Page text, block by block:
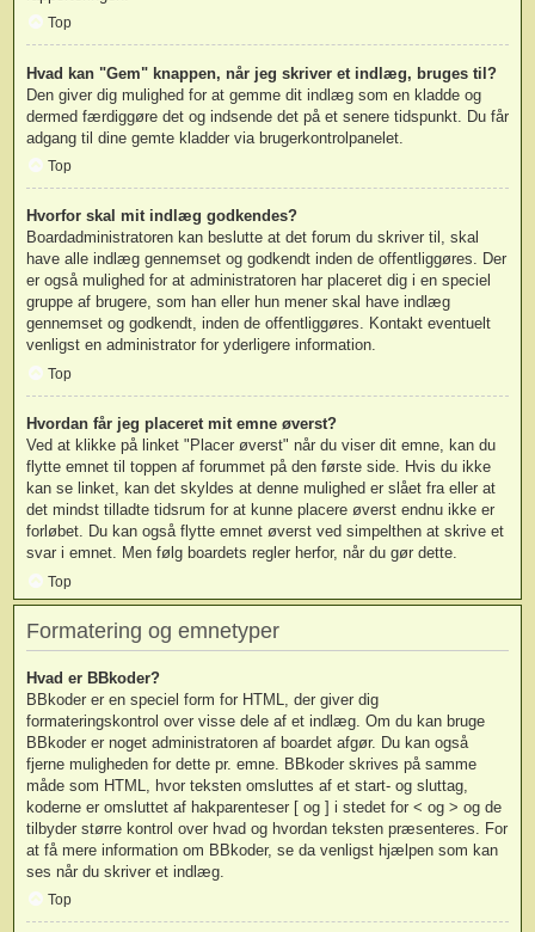
Top
Hvad kan "Gem" knappen, når jeg skriver et indlæg, bruges til?
Den giver dig mulighed for at gemme dit indlæg som en kladde og
dermed færdiggøre det og indsende det på et senere tidspunkt. Du får
adgang til dine gemte kladder via brugerkontrolpanelet.
Top
Hvorfor skal mit indlæg godkendes?
Boardadministratoren kan beslutte at det forum du skriver til, skal
have alle indlæg gennemset og godkendt inden de offentliggøres. Der
er også mulighed for at administratoren har placeret dig i en speciel
gruppe af brugere, som han eller hun mener skal have indlæg
gennemset og godkendt, inden de offentliggøres. Kontakt eventuelt
venligst en administrator for yderligere information.
Top
Hvordan får jeg placeret mit emne øverst?
Ved at klikke på linket "Placer øverst" når du viser dit emne, kan du
flytte emnet til toppen af forummet på den første side. Hvis du ikke
kan se linket, kan det skyldes at denne mulighed er slået fra eller at
det mindst tilladte tidsrum for at kunne placere øverst endnu ikke er
forløbet. Du kan også flytte emnet øverst ved simpelthen at skrive et
svar i emnet. Men følg boardets regler herfor, når du gør dette.
Top
Formatering og emnetyper
Hvad er BBkoder?
BBkoder er en speciel form for HTML, der giver dig
formateringskontrol over visse dele af et indlæg. Om du kan bruge
BBkoder er noget administratoren af boardet afgør. Du kan også
fjerne muligheden for dette pr. emne. BBkoder skrives på samme
måde som HTML, hvor teksten omsluttes af et start- og sluttag,
koderne er omsluttet af hakparenteser [ og ] i stedet for < og > og de
tilbyder større kontrol over hvad og hvordan teksten præsenteres. For
at få mere information om BBkoder, se da venligst hjælpen som kan
ses når du skriver et indlæg.
Top